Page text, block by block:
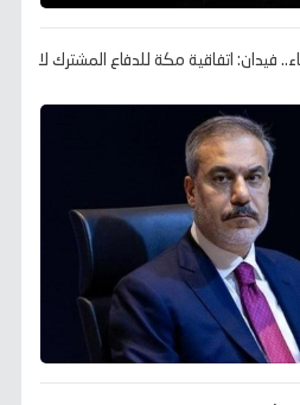
فيدان: اتفاقية مكة للدفاع المشترك لا